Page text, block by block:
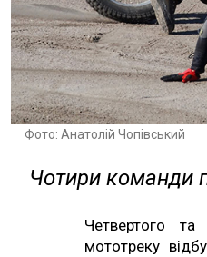
Фото: Анатолій Чопівський
Чотири команди
Четвертого
мототреку